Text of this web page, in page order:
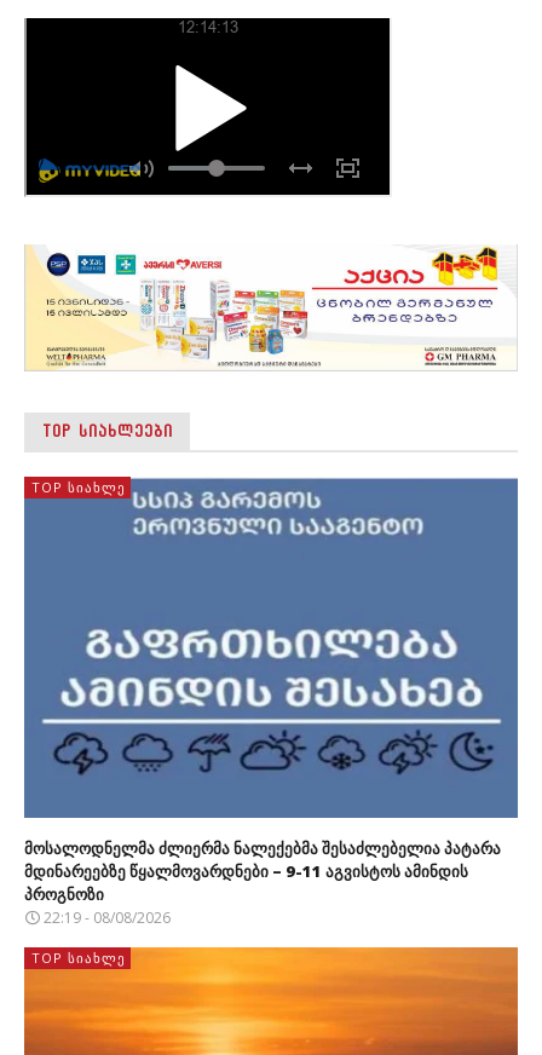
TOP ᲡᲘᲐᲮᲚᲔᲔᲑᲘ
TOP ᲡᲘᲐᲮᲚᲔ
მოსალოდნელმა ძლიერმა ნალექებმა შესაძლებელია პატარა
მდინარეებზე წყალმოვარდნები – 9-11 აგვისტოს ამინდის
პროგნოზი
22:19 - 08/08/2026
TOP ᲡᲘᲐᲮᲚᲔ